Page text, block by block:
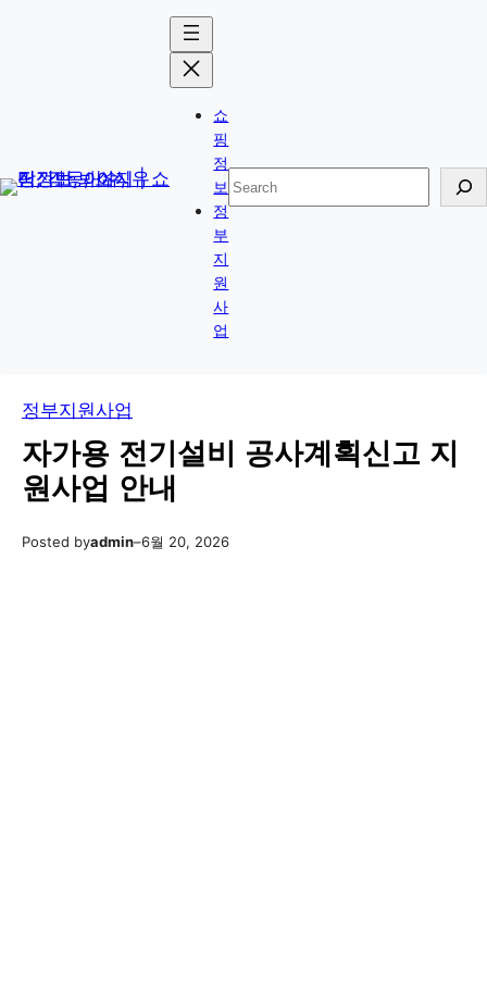
가
쇼
핑
정
보
정
부
지
원
사
업
검
색
정부지원사업
자가용 전기설비 공사계획신고 지
원사업 안내
Posted byadmin–6월 20, 2026